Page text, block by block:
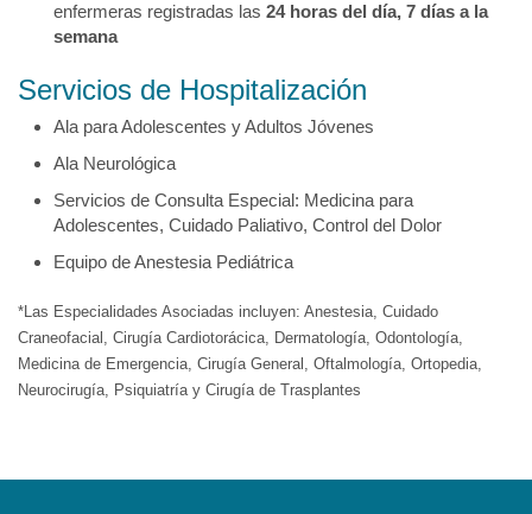
enfermeras registradas las 24 horas del día, 7 días a la
semana
Servicios de Hospitalización
Ala para Adolescentes y Adultos Jóvenes
Ala Neurológica
Servicios de Consulta Especial: Medicina para
Adolescentes, Cuidado Paliativo, Control del Dolor
Equipo de Anestesia Pediátrica
*Las Especialidades Asociadas incluyen: Anestesia, Cuidado
Craneofacial, Cirugía Cardiotorácica, Dermatología, Odontología,
Medicina de Emergencia, Cirugía General, Oftalmología, Ortopedia,
Neurocirugía, Psiquiatría y Cirugía de Trasplantes